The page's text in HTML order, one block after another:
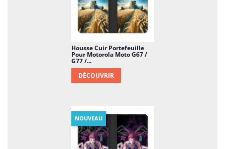
Housse Cuir Portefeuille
Pour Motorola Moto G67 /
G77 /...
DÉCOUVRIR
NOUVEAU